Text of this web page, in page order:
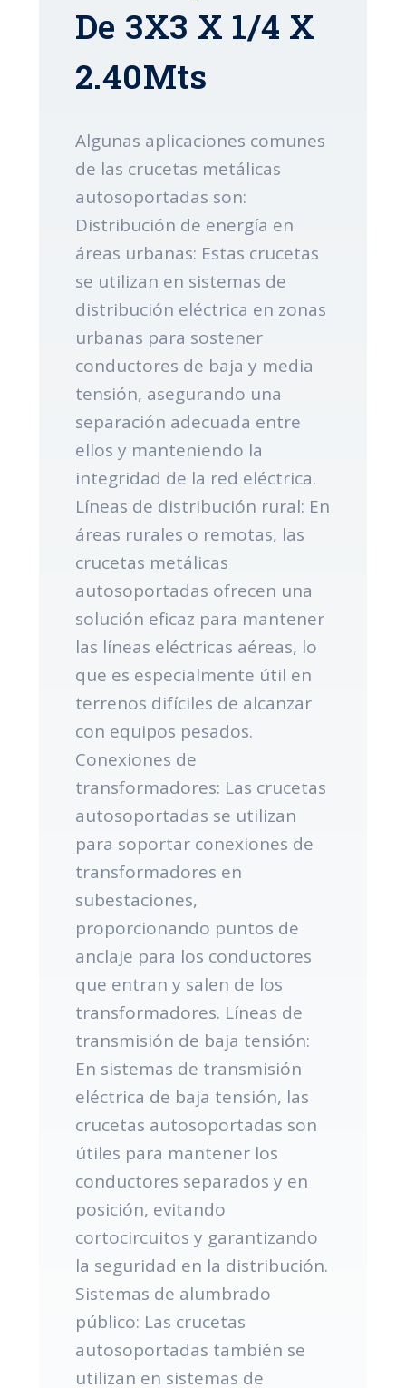
De 3X3 X 1/4 X
2.40Mts
Algunas aplicaciones comunes
de las crucetas metálicas
autosoportadas son:
Distribución de energía en
áreas urbanas: Estas crucetas
se utilizan en sistemas de
distribución eléctrica en zonas
urbanas para sostener
conductores de baja y media
tensión, asegurando una
separación adecuada entre
ellos y manteniendo la
integridad de la red eléctrica.
Líneas de distribución rural: En
áreas rurales o remotas, las
crucetas metálicas
autosoportadas ofrecen una
solución eficaz para mantener
las líneas eléctricas aéreas, lo
que es especialmente útil en
terrenos difíciles de alcanzar
con equipos pesados.
Conexiones de
transformadores: Las crucetas
autosoportadas se utilizan
para soportar conexiones de
transformadores en
subestaciones,
proporcionando puntos de
anclaje para los conductores
que entran y salen de los
transformadores. Líneas de
transmisión de baja tensión:
En sistemas de transmisión
eléctrica de baja tensión, las
crucetas autosoportadas son
útiles para mantener los
conductores separados y en
posición, evitando
cortocircuitos y garantizando
la seguridad en la distribución.
Sistemas de alumbrado
público: Las crucetas
autosoportadas también se
utilizan en sistemas de